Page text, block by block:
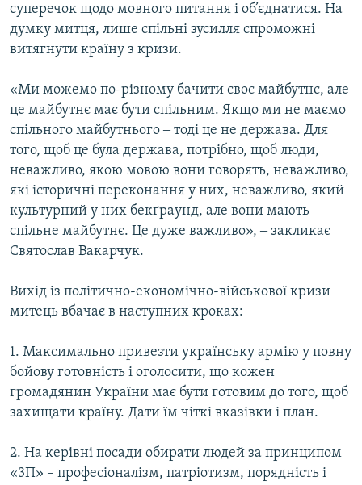
суперечок щодо мовного питання і об’єднатися. На
думку митця, лише спільні зусилля спроможні
витягнути країну з кризи.
«Ми можемо по-різному бачити своє майбутнє, але
це майбутнє має бути спільним. Якщо ми не маємо
спільного майбутнього ‒ тоді це не держава. Для
того, щоб це була держава, потрібно, щоб люди,
неважливо, якою мовою вони говорять, неважливо,
які історичні переконання у них, неважливо, який
культурний у них бекґраунд, але вони мають
спільне майбутнє. Це дуже важливо», ‒ закликає
Святослав Вакарчук.
Вихід із політично-економічно-військової кризи
митець вбачає в наступних кроках:
1. Максимально привезти українську армію у повну
бойову готовність і оголосити, що кожен
громадянин України має бути готовим до того, щоб
захищати країну. Дати їм чіткі вказівки і план.
2. На керівні посади обирати людей за принципом
«3П» – професіоналізм, патріотизм, порядність і